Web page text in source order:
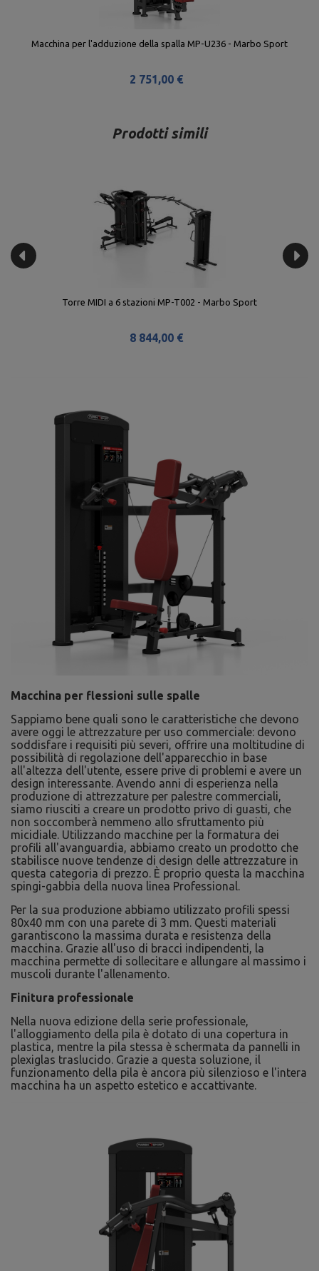
Macchina per l'adduzione della spalla MP-U236 - Marbo Sport
2 751,00 €
Prodotti simili
Torre MIDI a 6 stazioni MP-T002 - Marbo Sport
8 844,00 €
Macchina per flessioni sulle spalle
Sappiamo bene quali sono le caratteristiche che devono
avere oggi le attrezzature per uso commerciale: devono
soddisfare i requisiti più severi, offrire una moltitudine di
possibilità di regolazione dell'apparecchio in base
all'altezza dell'utente, essere prive di problemi e avere un
design interessante. Avendo anni di esperienza nella
produzione di attrezzature per palestre commerciali,
siamo riusciti a creare un prodotto privo di guasti, che
non soccomberà nemmeno allo sfruttamento più
micidiale. Utilizzando macchine per la formatura dei
profili all'avanguardia, abbiamo creato un prodotto che
stabilisce nuove tendenze di design delle attrezzature in
questa categoria di prezzo. È proprio questa la macchina
spingi-gabbia della nuova linea Professional.
Per la sua produzione abbiamo utilizzato profili spessi
80x40 mm con una parete di 3 mm. Questi materiali
garantiscono la massima durata e resistenza della
macchina. Grazie all'uso di bracci indipendenti, la
macchina permette di sollecitare e allungare al massimo i
muscoli durante l'allenamento.
Finitura professionale
Nella nuova edizione della serie professionale,
l'alloggiamento della pila è dotato di una copertura in
plastica, mentre la pila stessa è schermata da pannelli in
plexiglas traslucido. Grazie a questa soluzione, il
funzionamento della pila è ancora più silenzioso e l'intera
macchina ha un aspetto estetico e accattivante.